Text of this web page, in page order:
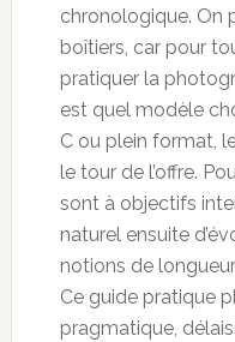
chronologique. On
boîtiers, car pour
pratiquer la
est quel modèle
C ou plein format,
le tour de l’offre.
sont à objectifs
naturel ensuite
notions de
Ce guide pratique
pragmatique,